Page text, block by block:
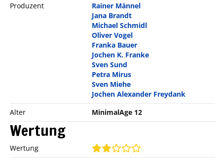
Produzent
Rainer Männel
Jana Brandt
Michael Schmidl
Oliver Vogel
Franka Bauer
Jochen K. Franke
Sven Sund
Petra Mirus
Sven Miehe
Jochen Alexander Freydank
Alter
MinimalAge 12
Wertung
Wertung